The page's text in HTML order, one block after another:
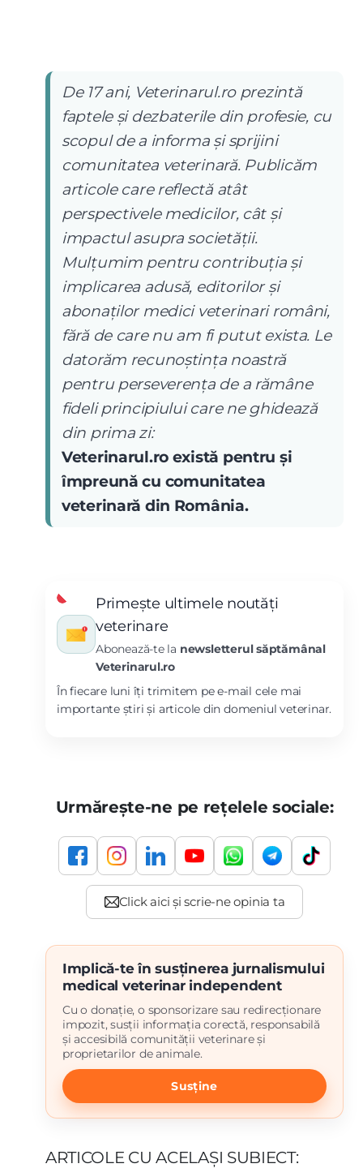
De 17 ani, Veterinarul.ro prezintă
faptele și dezbaterile din profesie, cu
scopul de a informa și sprijini
comunitatea veterinară. Publicăm
articole care reflectă atât
perspectivele medicilor, cât și
impactul asupra societății.
Mulțumim pentru contribuția și
implicarea adusă, editorilor și
abonaților medici veterinari români,
fără de care nu am fi putut exista. Le
datorăm recunoștința noastră
pentru perseverența de a rămâne
fideli principiului care ne ghidează
din prima zi:
Veterinarul.ro există pentru și
împreună cu comunitatea
veterinară din România.
Primește ultimele noutăți
veterinare
Abonează-te la newsletterul săptămânal
Veterinarul.ro
În fiecare luni îți trimitem pe e-mail cele mai
importante știri și articole din domeniul veterinar.
Urmărește-ne pe rețelele sociale:
Implică-te în susținerea jurnalismului
medical veterinar independent
Cu o donație, o sponsorizare sau redirecționare
impozit, susții informația corectă, responsabilă
și accesibilă comunității veterinare și
proprietarilor de animale.
Susține
ARTICOLE CU ACELAȘI SUBIECT: